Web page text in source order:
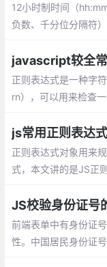
12小时制时间（
负数、千分位分隔符
正则表达式是一种字
rn），可以用来检查
符合某个条件的子串
且实用正则表达式。
正则表达式对象用来
式，本文讲的是JS正
的需求等等
JS校验身份证号
前端表单中有身份证
性。中国居民身份证